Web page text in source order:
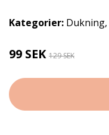
Kategorier: Dukning,
99 SEK 129 SEK